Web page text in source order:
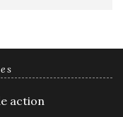
action